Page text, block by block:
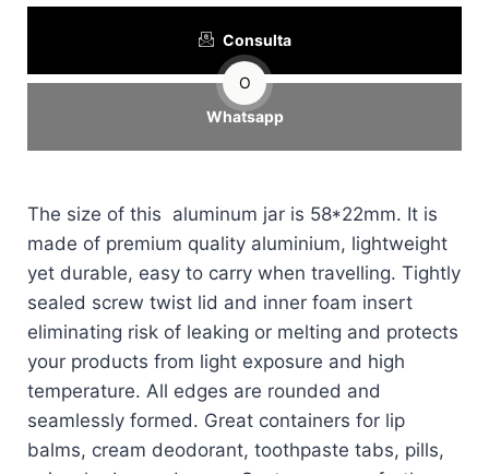
Consulta
O
Whatsapp
The size of this aluminum jar is 58*22mm. It is
made of premium quality aluminium, lightweight
yet durable, easy to carry when travelling. Tightly
sealed screw twist lid and inner foam insert
eliminating risk of leaking or melting and protects
your products from light exposure and high
temperature. All edges are rounded and
seamlessly formed. Great containers for lip
balms, cream deodorant, toothpaste tabs, pills,